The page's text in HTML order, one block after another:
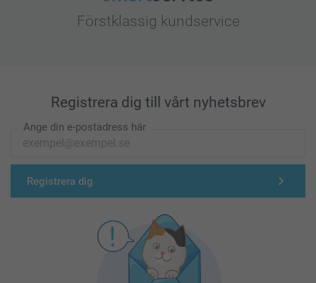
Förstklassig kundservice
Registrera dig till vårt nyhetsbrev
Ange din e-postadress här
Registrera dig